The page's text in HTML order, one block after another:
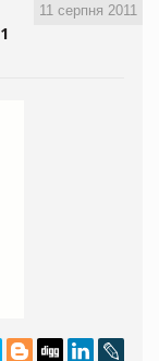
11 серпня 2011